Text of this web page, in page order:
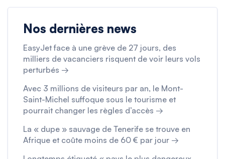
Nos dernières news
EasyJet face à une grève de 27 jours, des
milliers de vacanciers risquent de voir leurs vols
perturbés →
Avec 3 millions de visiteurs par an, le Mont-
Saint-Michel suffoque sous le tourisme et
pourrait changer les règles d’accès →
La « dupe » sauvage de Tenerife se trouve en
Afrique et coûte moins de 60 € par jour →